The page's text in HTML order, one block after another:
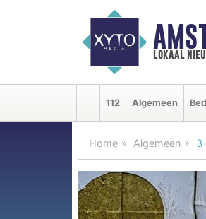
lokaal
112 Algemeen
Home Algemeen 3